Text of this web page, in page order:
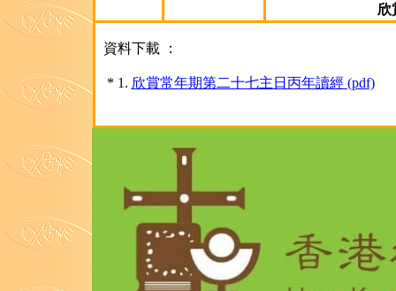
欣
資料下載 ：
* 1. 欣賞常年期第二十七主日丙年讀經 (pdf)